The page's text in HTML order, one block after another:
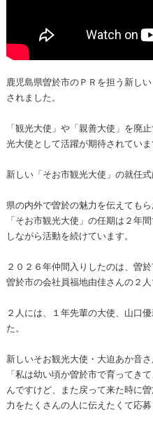
鹿児島県曽於市のＰＲを担う新し
されました。
「観光大使」や「親善大使」を廃
光大使として活躍が期待されていま
新しい「そお市観光大使」の就任式
県の内外で曽於の魅力を伝えても
「そお市観光大使」の任期は２年
しながら活動を続けています。
２０２６年仲間入りしたのは、曽
曽於市の会社員福地由佳さんの２人
２人には、１年先輩の大使、山口
た。
新しいそお観光大使・大迫あか音
「私は幼い頃か曽於市で育ってき
んですけど、また戻って来た時に
力をたくさんの人に伝えたくて応募